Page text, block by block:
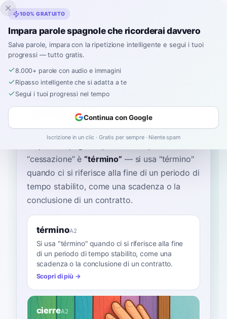
Inklingo
Home› Spagnolo›Italian
Come si dice
"cessazione" in
spagnolo
“cessazione” è “término” — si usa "término"
quando ci si riferisce alla fine di un periodo di
tempo stabilito, come una scadenza o la
conclusione di un contratto.
términoA2
Si usa "término" quando ci si riferisce alla fine
di un periodo di tempo stabilito, come una
scadenza o la conclusione di un contratto.
Scopri di più →
cierreA2
100% GRATUITO
Impara parole spagnole che ricorderai davvero
Salva parole, impara con la ripetizione intelligente e segui i tuoi
progressi — tutto gratis.
8.000+ parole con audio e immagini
Ripasso intelligente che si adatta a te
Segui i tuoi progressi nel tempo
Continua con Google
Iscrizione in un clic · Gratis per sempre · Niente spam